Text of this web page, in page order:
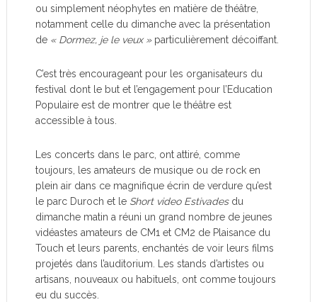
ou simplement néophytes en matière de théâtre,
notamment celle du dimanche avec la présentation
de « Dormez, je le veux »particulièrement décoiffant.
C’est très encourageant pour les organisateurs du
festival dont le but et l’engagement pour l’Education
Populaire est de montrer que le théâtre est
accessible à tous.
Les concerts dans le parc, ont attiré, comme
toujours, les amateurs de musique ou de rock en
plein air dans ce magnifique écrin de verdure qu’est
le parc Duroch et le Short video Estivadesdu
dimanche matin a réuni un grand nombre de jeunes
vidéastes amateurs de CM1 et CM2 de Plaisance du
Touch et leurs parents, enchantés de voir leurs films
projetés dans l’auditorium. Les stands d’artistes ou
artisans, nouveaux ou habituels, ont comme toujours
eu du succès.